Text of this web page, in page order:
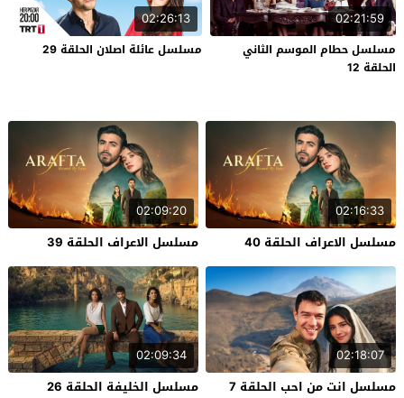
02:21:59
مسلسل حطام الموسم الثاني
الحلقة 12
02:26:13
مسلسل عائلة اصلان الحلقة 29
02:16:33
مسلسل الاعراف الحلقة 40
02:09:20
مسلسل الاعراف الحلقة 39
02:18:07
مسلسل انت من احب الحلقة 7
02:09:34
مسلسل الخليفة الحلقة 26